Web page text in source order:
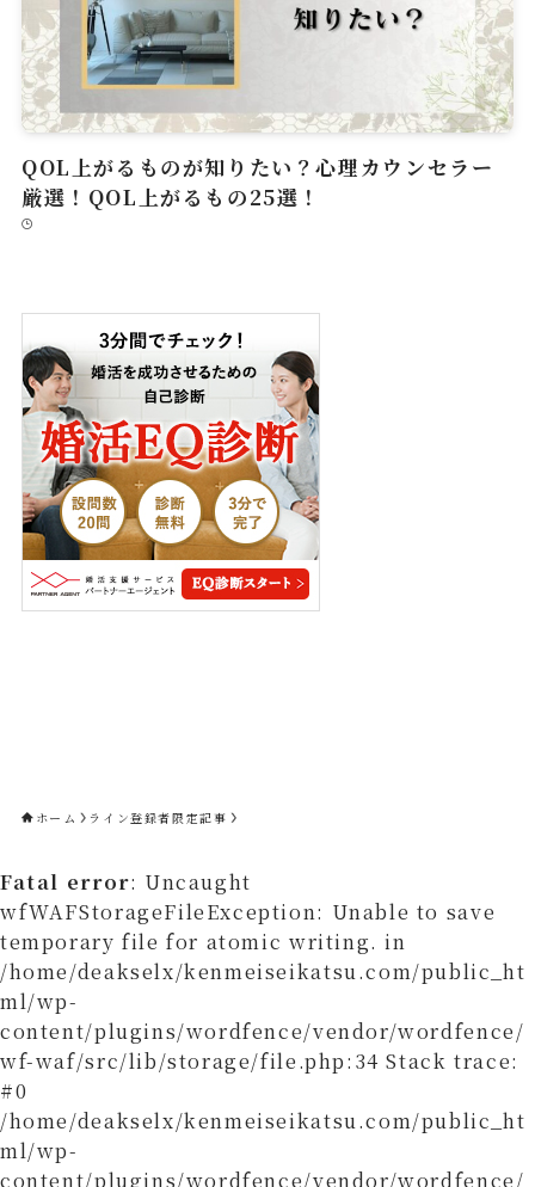
QOL上がるものが知りたい？心理カウンセラー
厳選！QOL上がるもの25選！
ホーム ライン登録者限定記事
Fatal error: Uncaught
wfWAFStorageFileException: Unable to save
temporary file for atomic writing. in
/home/deakselx/kenmeiseikatsu.com/public_ht
ml/wp-
content/plugins/wordfence/vendor/wordfence/
wf-waf/src/lib/storage/file.php:34 Stack trace:
#0
/home/deakselx/kenmeiseikatsu.com/public_ht
ml/wp-
content/plugins/wordfence/vendor/wordfence/